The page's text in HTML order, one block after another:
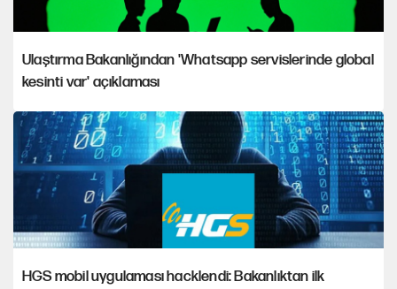
Ulaştırma Bakanlığından 'Whatsapp servislerinde global
kesinti var' açıklaması
HGS mobil uygulaması hacklendi: Bakanlıktan ilk